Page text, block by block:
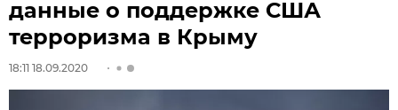
данные о поддержке США
терроризма в Крыму
18:11 18.09.2020